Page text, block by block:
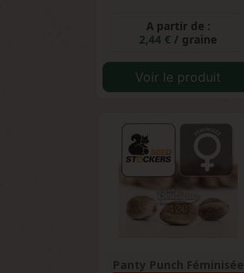
A partir de :
2,44 € / graine
Voir le produit
Panty Punch Féminisée